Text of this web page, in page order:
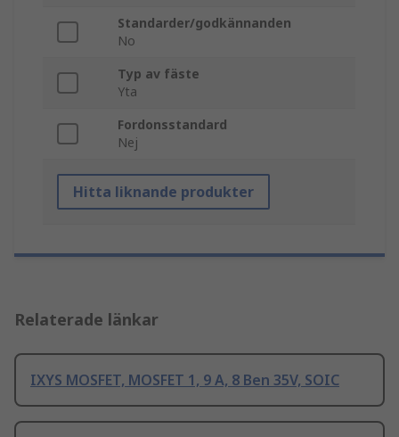
Standarder/godkännanden
No
Typ av fäste
Yta
Fordonsstandard
Nej
Hitta liknande produkter
Relaterade länkar
IXYS MOSFET, MOSFET 1, 9 A, 8 Ben 35V, SOIC